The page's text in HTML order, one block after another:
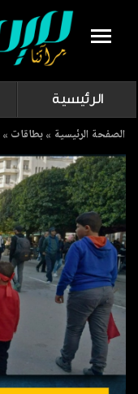
الرئيسية
Breadcrumb
الصفحة الرئيسية بطاقات